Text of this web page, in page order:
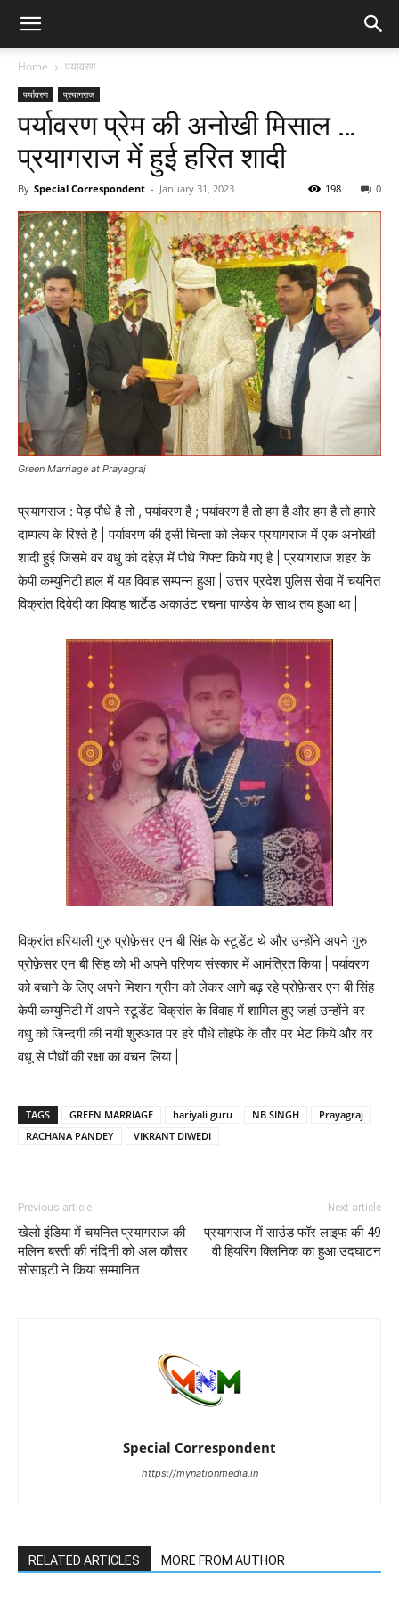
Home पर्यावरण
पर्यावरण प्रयागराज
पर्यावरण प्रेम की अनोखी मिसाल …
प्रयागराज में हुई हरित शादी
By Special Correspondent - January 31, 2023 0
198
Green Marriage at Prayagraj
प्रयागराज : पेड़ पौधे है तो , पर्यावरण है ; पर्यावरण है तो हम है और हम है तो हमारे
दाम्पत्य के रिश्ते है | पर्यावरण की इसी चिन्ता को लेकर प्रयागराज में एक अनोखी
शादी हुई जिसमे वर वधु को दहेज़ में पौधे गिफ्ट किये गए है | प्रयागराज शहर के
केपी कम्युनिटी हाल में यह विवाह सम्पन्न हुआ | उत्तर प्रदेश पुलिस सेवा में चयनित
विक्रांत दिवेदी का विवाह चार्टेड अकाउंट रचना पाण्डेय के साथ तय हुआ था |
विक्रांत हरियाली गुरु प्रोफ़ेसर एन बी सिंह के स्टूडेंट थे और उन्होंने अपने गुरु
प्रोफ़ेसर एन बी सिंह को भी अपने परिणय संस्कार में आमंत्रित किया | पर्यावरण
को बचाने के लिए अपने मिशन ग्रीन को लेकर आगे बढ़ रहे प्रोफ़ेसर एन बी सिंह
केपी कम्युनिटी में अपने स्टूडेंट विक्रांत के विवाह में शामिल हुए जहां उन्होंने वर
वधु को जिन्दगी की नयी शुरुआत पर हरे पौधे तोहफे के तौर पर भेट किये और वर
वधू से पौधों की रक्षा का वचन लिया |
TAGS GREEN MARRIAGE hariyali guru NB SINGH
Prayagraj
RACHANA PANDEY
VIKRANT DIWEDI
Previous article
खेलो इंडिया में चयनित प्रयागराज की
मलिन बस्ती की नंदिनी को अल कौसर
सोसाइटी ने किया सम्मानित
Next article
प्रयागराज में साउंड फॉर लाइफ की 49
वी हियरिंग क्लिनिक का हुआ उदघाटन
Special Correspondent
https://mynationmedia.in
RELATED ARTICLES MORE FROM AUTHOR